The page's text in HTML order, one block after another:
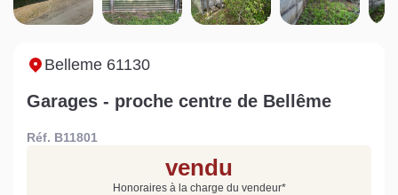
Sarthe pour booster sa
vente
quelles sont les
conséquences ?
Belleme 61130
Garages - proche centre de Bellême
Réf. B11801
vendu
Honoraires à la charge du vendeur*